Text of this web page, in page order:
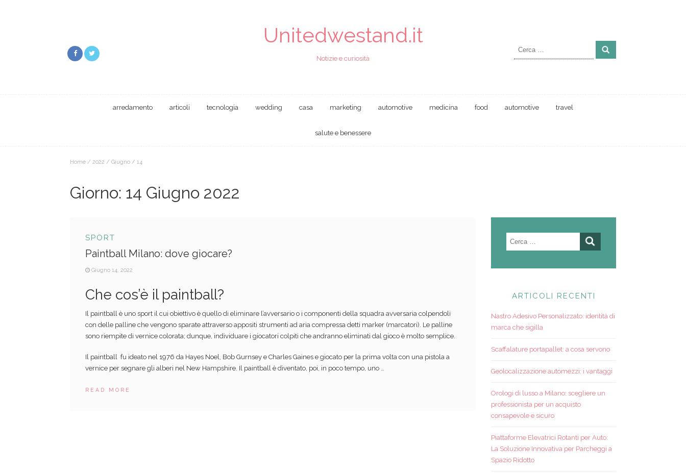
Unitedwestand.it
Notizie e curiosità
Ricerca
per:
arredamento articoli tecnologia wedding casa marketing automotive medicina food automotive travel
salute e benessere
Home / 2022 / Giugno / 14
Giorno: 14 Giugno 2022
SPORT
Paintball Milano: dove giocare?
Giugno 14, 2022
Che cos’è il paintball?
Il paintball è uno sport il cui obiettivo è quello di eliminare l’avversario o i componenti della squadra avversaria colpendoli
con delle palline che vengono sparate attraverso appositi strumenti ad aria compressa detti marker (marcatori). Le palline
sono riempite di vernice colorata; dunque, individuare i giocatori colpiti che andranno eliminati dal gioco è molto semplice.
Il paintball fu ideato nel 1976 da Hayes Noel, Bob Gurnsey e Charles Gaines e giocato per la prima volta con una pistola a
vernice per segnare gli alberi nel New Hampshire. Il paintball è diventato, poi, in poco tempo, uno …
READ MORE
Ricerca
ARTICOLI RECENTI
Nastro Adesivo Personalizzato: identità di
marca che sigilla
Scaffalature portapallet: a cosa servono
Geolocalizzazione automezzi: i vantaggi
Orologi di lusso a Milano: scegliere un
professionista per un acquisto
consapevole e sicuro
Piattaforme Elevatrici Rotanti per Auto:
La Soluzione Innovativa per Parcheggi a
Spazio Ridotto